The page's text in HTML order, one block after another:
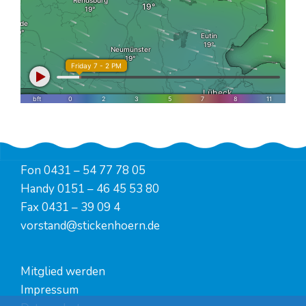
Fon0431 – 54 77 78 05
Handy0151 – 46 45 53 80
Fax 0431 – 39 09 4
vorstand@stickenhoern.de
Mitglied werden
Impressum